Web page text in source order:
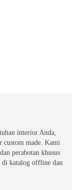
interior Anda,
made. Kami
perabotan khusus
di katalog offline dan